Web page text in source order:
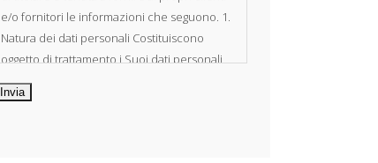
e/o fornitori le informazioni che seguono. 1.
Natura dei dati personali Costituiscono
oggetto di trattamento i Suoi dati personali,
riferibili direttamente od indirettamente al
suo rapporto con la ditta scrivente, per il